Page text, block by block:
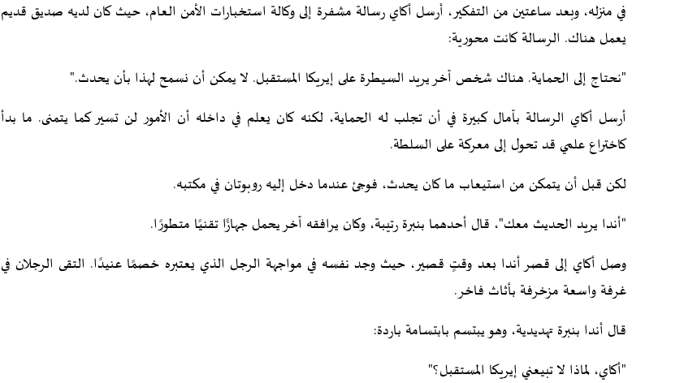
في منزله، وبعد ساعتين من التفكير، أرسل أكاي رسالة مشفرة إلى وكالة استخبارات الأمن العام، حيث كان لديه صديق قديم
يعمل هناك. الرسالة كانت محورية:
"نحتاج إلى الحماية. هناك شخص آخر يريد السيطرة على إيريكا المستقبل. لا يمكن أن نسمح لهذا بأن يحدث."
أرسل أكاي الرسالة بآمال كبيرة في أن تجلب له الحماية، لكنه كان يعلم في داخله أن الأمور لن تسير كما يتمنى. ما بدأ
كاختراع علمي قد تحول إلى معركة على السلطة.
لكن قبل أن يتمكن من استيعاب ما كان يحدث، فوجئ عندما دخل إليه روبوتان في مكتبه.
"أندا يريد الحديث معك"، قال أحدهما بنبرة رتيبة، وكان يرافقه آخر يحمل جهازًا تقنيًا متطورًا.
وصل أكاي إلى قصر أندا بعد وقتٍ قصير، حيث وجد نفسه في مواجهة الرجل الذي يعتبره خصمًا عنيدًا. التقى الرجلان في
غرفة واسعة مزخرفة بأثاث فاخر.
قال أندا بنبرة تهديدية، وهو يبتسم بابتسامة باردة:
"أكاي، لماذا لا تبيعني إيريكا المستقبل؟"